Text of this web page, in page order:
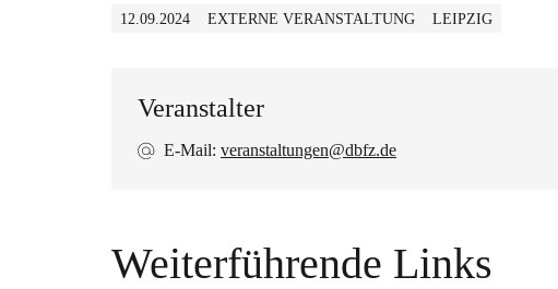
12.09.2024 EXTERNE VERANSTALTUNG LEIPZIG
Veranstalter
E-Mail: veranstaltungen@dbfz.de
Weiterführende Links